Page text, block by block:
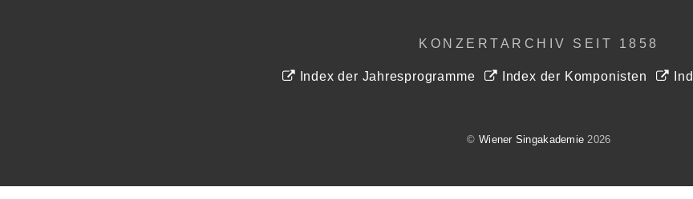
KONZERTARCHIV SEIT 1858
Index der Jahresprogramme Index der Komponisten
©Wiener Singakademie 2026